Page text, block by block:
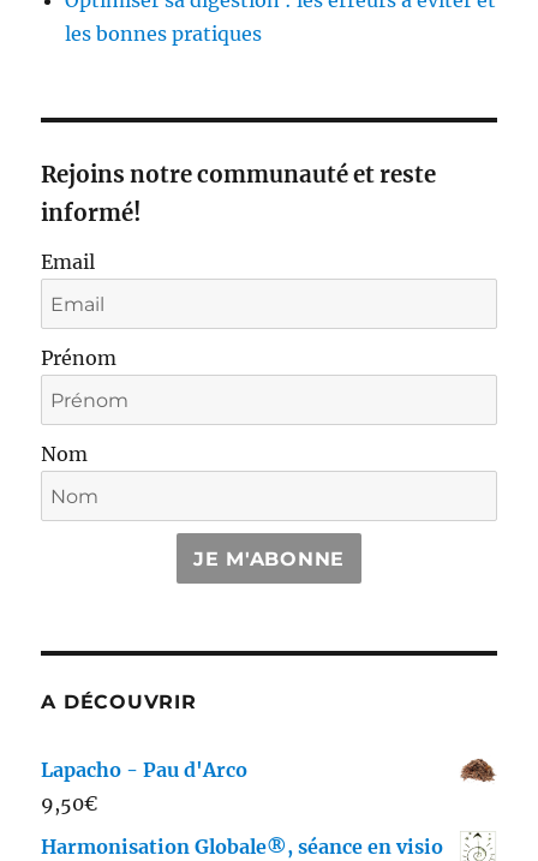
les bonnes pratiques
Rejoins notre communauté et reste
informé!
Email
Prénom
Nom
JE M'ABONNE
A DÉCOUVRIR
Lapacho - Pau d'Arco
9,50€
Harmonisation Globale®, séance en visio